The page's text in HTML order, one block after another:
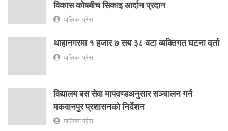
विकास कोषबीच सिकाइ आर्दान प्रदान
पालिका प्रेस
थाहानगरमा १ हजार ७ सय ३८ वटा व्यक्तिगत घटना दर्ता
पालिका प्रेस
विद्यालय बस सेवा मापदण्डअनुसार सञ्चालन गर्न
मकवानपुर प्रशासनको निर्देशन
पालिका प्रेस